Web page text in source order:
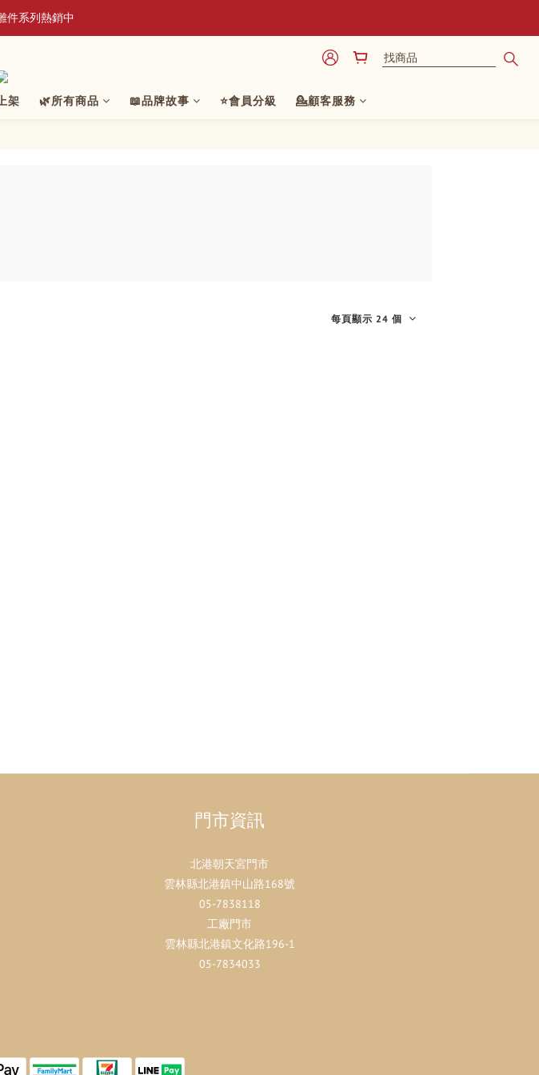
系列滿額贈蘆香插
件系列熱銷中
架 🌿所有商品 📖品牌故事 ⭐會員分級 💁顧客服務
每頁顯示 24 個
門市資訊
北港朝天宮門市
雲林縣北港鎮中山路168號
05-7838118
工廠門市
雲林縣北港鎮文化路196-1
05-7834033